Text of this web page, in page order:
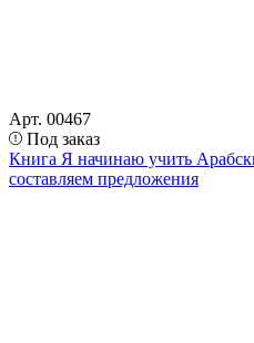
Арт. 00467
Под заказ
Книга Я начинаю учить
составляем предложения